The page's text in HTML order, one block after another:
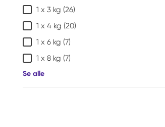
1 x 3 kg (26)
1 x 4 kg (20)
1 x 6 kg (7)
1 x 8 kg (7)
Se alle